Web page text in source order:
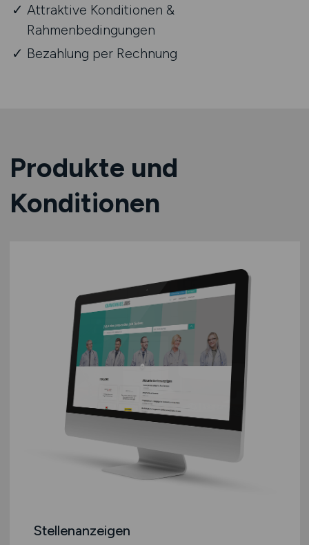
Attraktive Konditionen &
Rahmenbedingungen
Bezahlung per Rechnung
Produkte und
Konditionen
Stellenanzeigen